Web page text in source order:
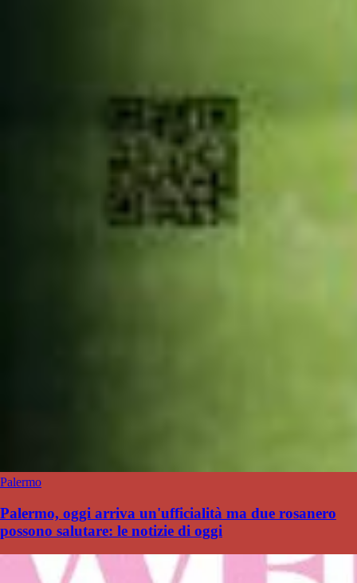
Palermo
Palermo, oggi arriva un'ufficialità ma due rosanero
possono salutare: le notizie di oggi